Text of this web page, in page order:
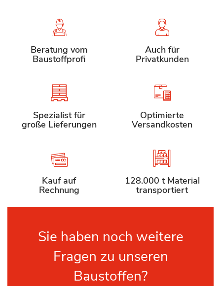
Beratung vom
Baustoffprofi
Auch für
Privatkunden
Spezialist für
große Lieferungen
Optimierte
Versandkosten
Kauf auf
Rechnung
128.000 t Material
transportiert
Sie haben noch weitere
Fragen zu unseren
Baustoffen?